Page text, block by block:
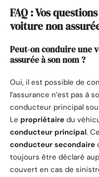
FAQ : Vos
voiture non
Peut-on conduire une
assurée à son nom ?
Oui, il est possible de
l’assurance n’est pas à
conducteur principal
Le propriétaire du
conducteur principal.
conducteur secondaire
toujours être déclaré
couvert en cas de